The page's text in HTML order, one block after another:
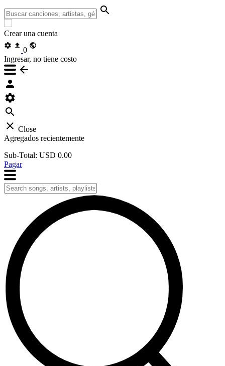
Crear una cuenta
0
Ingresar, no tiene costo
Close
Agregados recientemente
Sub-Total: USD 0.00
Pagar